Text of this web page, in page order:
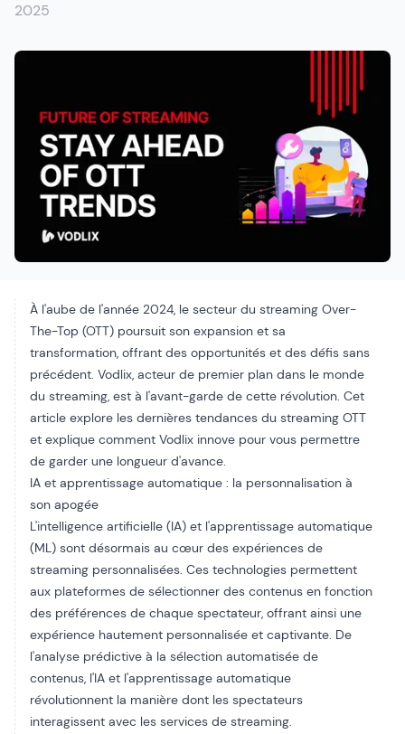
2025
À l'aube de l'année 2024, le secteur du streaming Over-
The-Top (OTT) poursuit son expansion et sa
transformation, offrant des opportunités et des défis sans
précédent. Vodlix, acteur de premier plan dans le monde
du streaming, est à l'avant-garde de cette révolution. Cet
article explore les dernières tendances du streaming OTT
et explique comment Vodlix innove pour vous permettre
de garder une longueur d'avance.
IA et apprentissage automatique : la personnalisation à
son apogée
L'intelligence artificielle (IA) et l'apprentissage automatique
(ML) sont désormais au cœur des expériences de
streaming personnalisées. Ces technologies permettent
aux plateformes de sélectionner des contenus en fonction
des préférences de chaque spectateur, offrant ainsi une
expérience hautement personnalisée et captivante. De
l'analyse prédictive à la sélection automatisée de
contenus, l'IA et l'apprentissage automatique
révolutionnent la manière dont les spectateurs
interagissent avec les services de streaming.